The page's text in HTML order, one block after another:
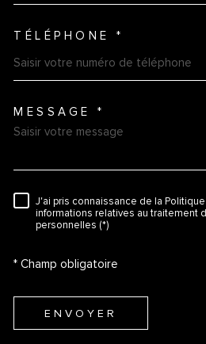
TÉLÉPHONE *
MESSAGE *
J'ai pris connaissance de la
informations relatives au traitement
personnelles (*)
* Champ obligatoire
ENVOYER